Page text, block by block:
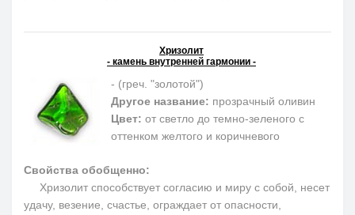
Хризолит
- камень внутренней гармонии -
- (греч. "золотой")
Другое название: прозрачный оливин
Цвет: от светло до темно-зеленого с
оттенком желтого и коричневого
Свойства обобщенно:
Хризолит способствует согласию и миру с собой, несет
удачу, везение, счастье, ограждает от опасности,